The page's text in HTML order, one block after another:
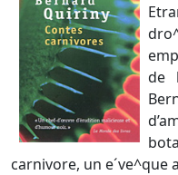
de
carnivore, un e´ve^que